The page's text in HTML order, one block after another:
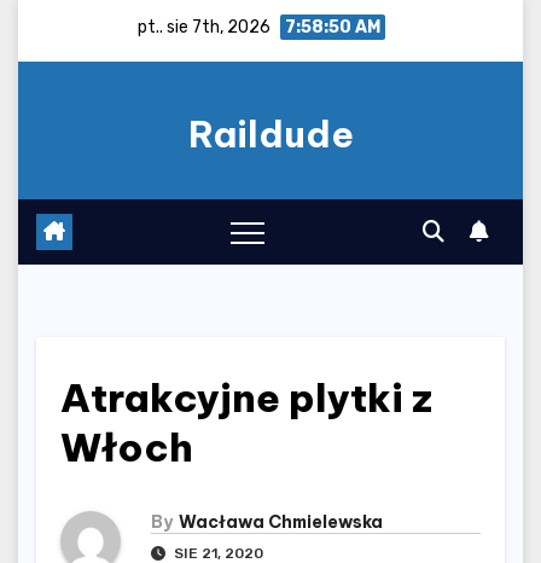
pt.. sie 7th, 2026 7:58:51 AM
Raildude
Atrakcyjne plytki z
Włoch
By Wacława Chmielewska
SIE 21, 2020